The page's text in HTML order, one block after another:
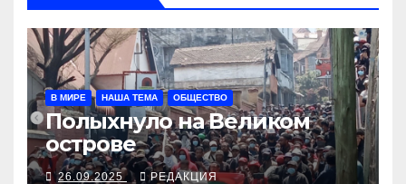
В МИРЕ НАША ТЕМА ОБЩЕСТВО
Полыхнуло на Великом
острове
26.09.2025 РЕДАКЦИЯ